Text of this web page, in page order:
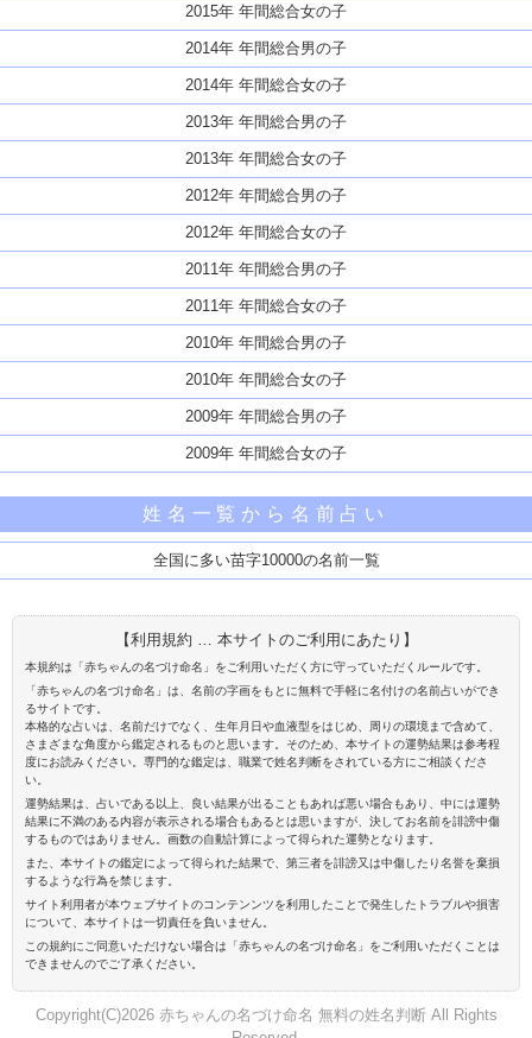
2015年 年間総合女の子
2014年 年間総合男の子
2014年 年間総合女の子
2013年 年間総合男の子
2013年 年間総合女の子
2012年 年間総合男の子
2012年 年間総合女の子
2011年 年間総合男の子
2011年 年間総合女の子
2010年 年間総合男の子
2010年 年間総合女の子
2009年 年間総合男の子
2009年 年間総合女の子
姓名一覧から名前占い
全国に多い苗字10000の名前一覧
【利用規約 … 本サイトのご利用にあたり】
本規約は「赤ちゃんの名づけ命名」をご利用いただく方に守っていただくルールです。
「赤ちゃんの名づけ命名」は、名前の字画をもとに無料で手軽に名付けの名前占いができ
るサイトです。
本格的な占いは、名前だけでなく、生年月日や血液型をはじめ、周りの環境まで含めて、
さまざまな角度から鑑定されるものと思います。そのため、本サイトの運勢結果は参考程
度にお読みください。専門的な鑑定は、職業で姓名判断をされている方にご相談くださ
い。
運勢結果は、占いである以上、良い結果が出ることもあれば悪い場合もあり、中には運勢
結果に不満のある内容が表示される場合もあるとは思いますが、決してお名前を誹謗中傷
するものではありません。画数の自動計算によって得られた運勢となります。
また、本サイトの鑑定によって得られた結果で、第三者を誹謗又は中傷したり名誉を棄損
するような行為を禁じます。
サイト利用者が本ウェブサイトのコンテンンツを利用したことで発生したトラブルや損害
について、本サイトは一切責任を負いません。
この規約にご同意いただけない場合は「赤ちゃんの名づけ命名」をご利用いただくことは
できませんのでご了承ください。
Copyright(C)2026 赤ちゃんの名づけ命名 無料の姓名判断 All Rights